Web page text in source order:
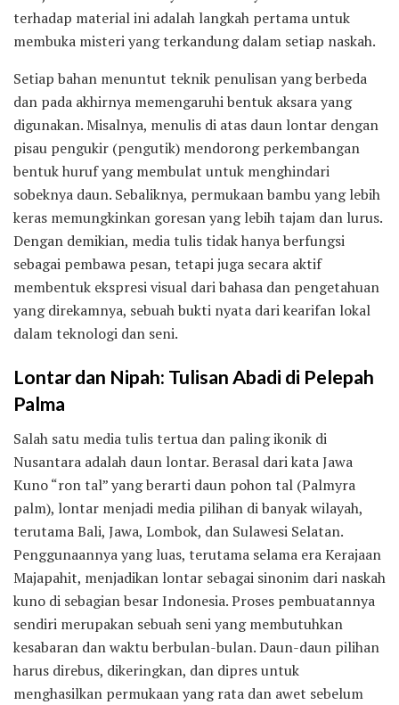
terhadap material ini adalah langkah pertama untuk
membuka misteri yang terkandung dalam setiap naskah.
Setiap bahan menuntut teknik penulisan yang berbeda
dan pada akhirnya memengaruhi bentuk aksara yang
digunakan. Misalnya, menulis di atas daun lontar dengan
pisau pengukir (pengutik) mendorong perkembangan
bentuk huruf yang membulat untuk menghindari
sobeknya daun. Sebaliknya, permukaan bambu yang lebih
keras memungkinkan goresan yang lebih tajam dan lurus.
Dengan demikian, media tulis tidak hanya berfungsi
sebagai pembawa pesan, tetapi juga secara aktif
membentuk ekspresi visual dari bahasa dan pengetahuan
yang direkamnya, sebuah bukti nyata dari kearifan lokal
dalam teknologi dan seni.
Lontar dan Nipah: Tulisan Abadi di Pelepah
Palma
Salah satu media tulis tertua dan paling ikonik di
Nusantara adalah daun lontar. Berasal dari kata Jawa
Kuno “ron tal” yang berarti daun pohon tal (Palmyra
palm), lontar menjadi media pilihan di banyak wilayah,
terutama Bali, Jawa, Lombok, dan Sulawesi Selatan.
Penggunaannya yang luas, terutama selama era Kerajaan
Majapahit, menjadikan lontar sebagai sinonim dari naskah
kuno di sebagian besar Indonesia. Proses pembuatannya
sendiri merupakan sebuah seni yang membutuhkan
kesabaran dan waktu berbulan-bulan. Daun-daun pilihan
harus direbus, dikeringkan, dan dipres untuk
menghasilkan permukaan yang rata dan awet sebelum